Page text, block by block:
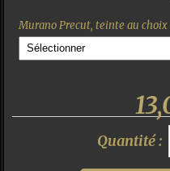
Murano Precut, teinte au choix
Quantité :